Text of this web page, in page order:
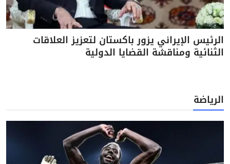
الرئيس الإيراني يزور باكستان لتعزيز العلاقات
الثنائية ومناقشة القضايا الدولية
الرياضة